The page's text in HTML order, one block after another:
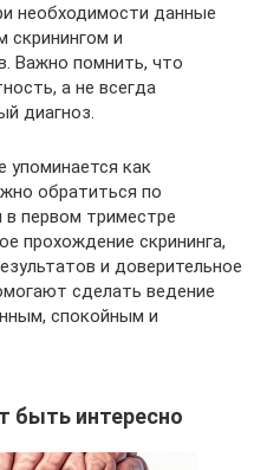
необходимости данные
скринингом и
Важно помнить, что
а не всегда
диагноз.
как
обратиться по
первом триместре
прохождение скрининга,
и доверительное
сделать ведение
спокойным и
быть интересно